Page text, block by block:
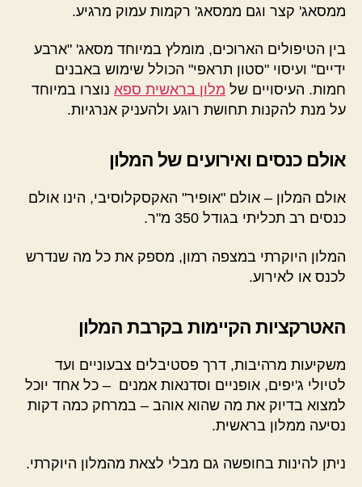
ממסאג' קצר וגם ממסאג' רקמות עמוק מרגיע.
בין הטיפולים הארוכים, מומלץ במיוחד מסאג' "ארבע
ידיים" ועיסוי "סטון תראפי" הכולל שימוש באבנים
חמות. העיסויים של מלון בראשית ספא נוצרו במיוחד
על מנת להקנות תחושת רוגע ולהעניק אנרגיות.
אולם כנסים ואירועים של המלון
אולם המלון – אולם "אופיר" האקסקלוסיבי, הינו אולם
כנסים רב תכליתי בגודל 350 מ"ר.
המלון היוקרתי במצפה רמון, מספק את כל מה שנדרש
לכנס או לאירוע.
האטרקציות הקיימות בקרבת המלון
משקיעות מרהיבות, דרך פסטיבלים צבעוניים ועד
לטיולי ג'יפים, אופניים וסדנאות אמנים – כל אחד יוכל
למצוא בדיוק את מה שהוא אוהב – במרחק כמה דקות
נסיעה ממלון בראשית.
ניתן להינות בחופשה גם מבלי לצאת מהמלון היוקרתי.